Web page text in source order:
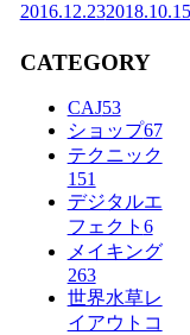
2016.12.232018.10.15
CATEGORY
CAJ53
ショップ67
テクニック
151
デジタルエ
フェクト 6
メイキング
263
世界水草レ
イアウトコ